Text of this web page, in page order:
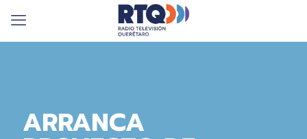
ARRANCA